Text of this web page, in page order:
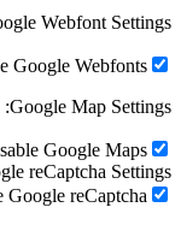
Webfont Settings:
Google Webfonts.
Google Map Settings:
Google Maps.
reCaptcha Settings:
reCaptcha.